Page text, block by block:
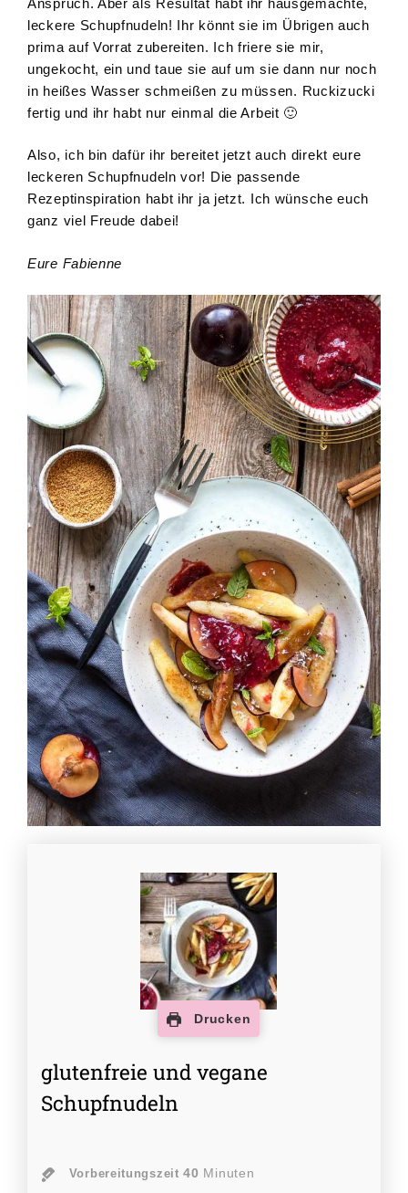
Anspruch. Aber als Resultat habt ihr hausgemachte,
leckere Schupfnudeln! Ihr könnt sie im Übrigen auch
prima auf Vorrat zubereiten. Ich friere sie mir,
ungekocht, ein und taue sie auf um sie dann nur noch
in heißes Wasser schmeißen zu müssen. Ruckizucki
fertig und ihr habt nur einmal die Arbeit 🙂
Also, ich bin dafür ihr bereitet jetzt auch direkt eure
leckeren Schupfnudeln vor! Die passende
Rezeptinspiration habt ihr ja jetzt. Ich wünsche euch
ganz viel Freude dabei!
Eure Fabienne
Drucken
glutenfreie und vegane
Schupfnudeln
Vorbereitungszeit 40 Minuten